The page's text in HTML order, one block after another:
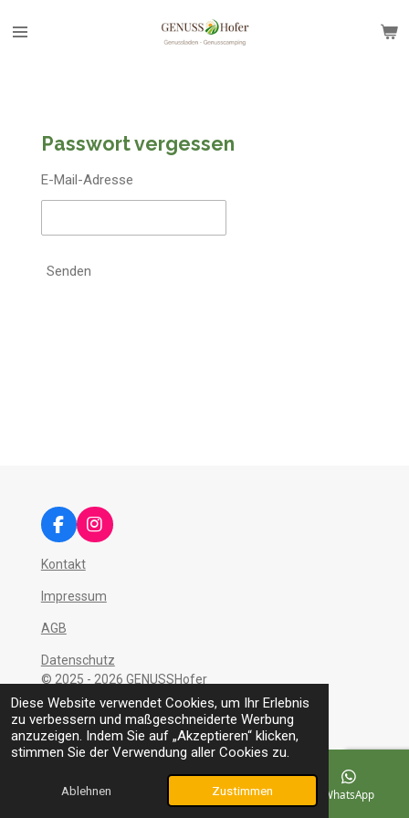
Diese Website verwendet Cookies, um Ihr Erlebnis
zu verbessern und maßgeschneiderte Werbung
anzuzeigen. Indem Sie auf „Akzeptieren“ klicken,
stimmen Sie der Verwendung aller Cookies zu.
Ablehnen Zustimmen
Hauptinhalt
Passwort vergessen
E-Mail-Adresse
Senden
F
a
c
b
o
I
n
a
m
Kontakt
Impressum
AGB
Datenschutz
© 2025 - 2026 GENUSSHofer
Mit Unterstützung vonWebador
E-Mail Karte WhatsApp